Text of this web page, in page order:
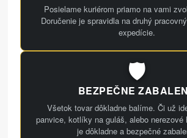
Posielame kuriérom priamo na vami
Doručenie je spravidla na druhý
expedície.
🛡️
BEZPEČNE
Všetok tovar dôkladne balíme. Či už
panvice, kotlíky na guláš, alebo nerezové
je dôkladne a bezpečné